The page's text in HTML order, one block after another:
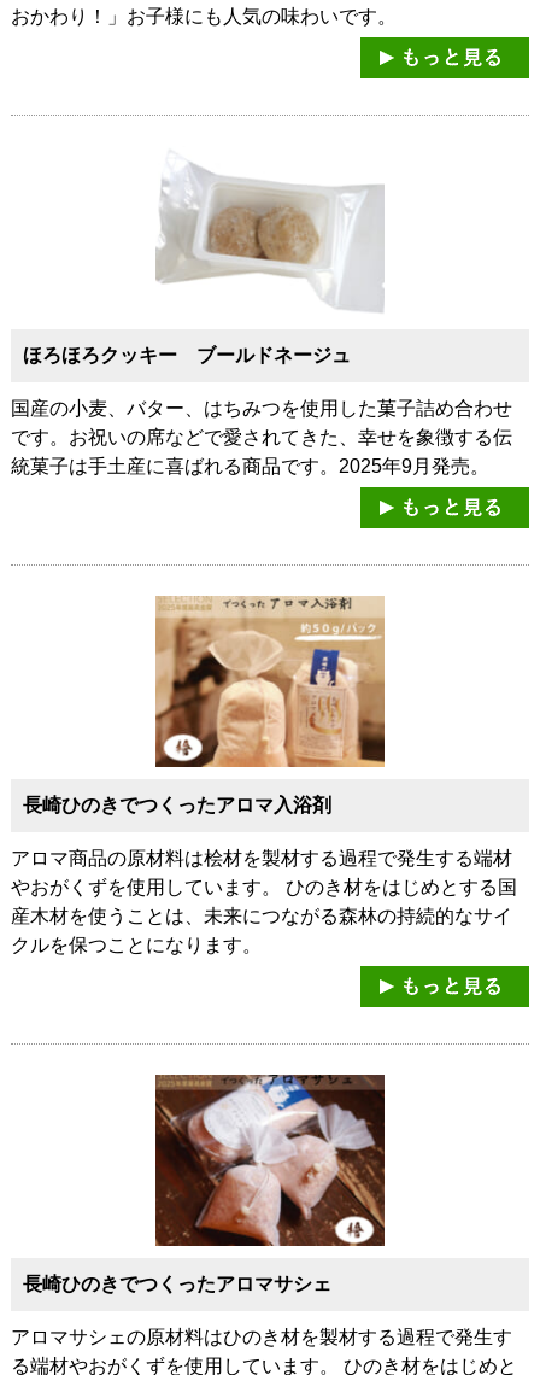
おかわり！」お子様にも人気の味わいです。
ほろほろクッキー ブールドネージュ
国産の小麦、バター、はちみつを使用した菓子詰め合わせ
です。お祝いの席などで愛されてきた、幸せを象徴する伝
統菓子は手土産に喜ばれる商品です。2025年9月発売。
長崎ひのきでつくったアロマ入浴剤
アロマ商品の原材料は桧材を製材する過程で発生する端材
やおがくずを使用しています。 ひのき材をはじめとする国
産木材を使うことは、未来につながる森林の持続的なサイ
クルを保つことになります。
長崎ひのきでつくったアロマサシェ
アロマサシェの原材料はひのき材を製材する過程で発生す
る端材やおがくずを使用しています。 ひのき材をはじめと